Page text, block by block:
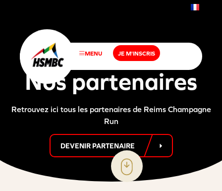
MENU JE M'INSCRIS
Nos partenaires
Retrouvez ici tous les partenaires de Reims Champagne
Run
DEVENIR PARTENAIRE